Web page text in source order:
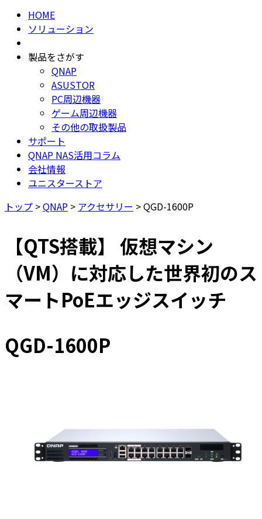
HOME
ソリューション
製品をさがす
QNAP
ASUSTOR
PC周辺機器
ゲーム周辺機器
その他の取扱製品
サポート
QNAP NAS活用コラム
会社情報
ユニスターストア
トップ >QNAP > アクセサリー >QGD-1600P
【QTS搭載】 仮想マシン
（VM）に対応した世界初のス
マートPoEエッジスイッチ
QGD-1600P